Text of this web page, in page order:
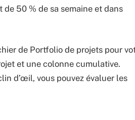
50 % de sa semaine et dans
de Portfolio de projets pour
et une colonne cumulative.
d’œil, vous pouvez évaluer les